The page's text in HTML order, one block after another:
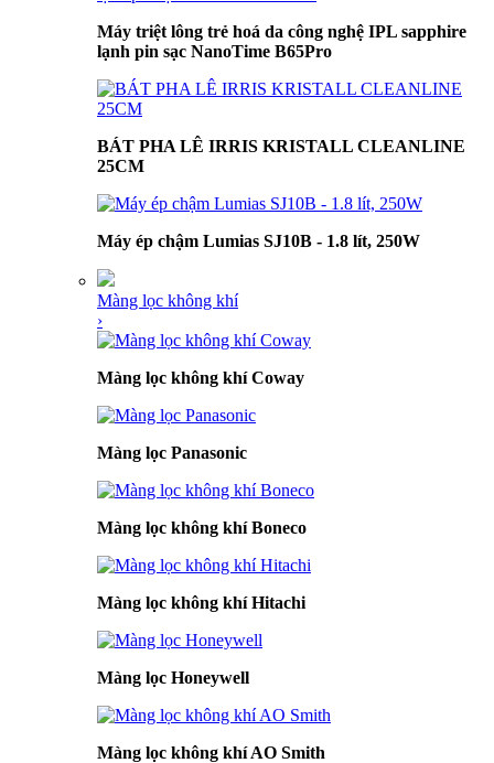
Máy triệt lông trẻ hoá da công nghệ IPL sapphire
lạnh pin sạc NanoTime B65Pro
BÁT PHA LÊ IRRIS KRISTALL CLEANLINE
25CM
Máy ép chậm Lumias SJ10B - 1.8 lít, 250W
Màng lọc không khí
›
Màng lọc không khí Coway
Màng lọc Panasonic
Màng lọc không khí Boneco
Màng lọc không khí Hitachi
Màng lọc Honeywell
Màng lọc không khí AO Smith